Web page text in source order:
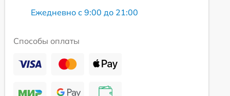
Ежедневно с 9:00 до 21:00
Способы оплаты